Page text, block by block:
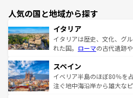
人気の国と地域から探す
イタリア
イタリアは歴史、文化、グ
れた国。 ローマの古代遺跡
ろん、トスカーナの美しい
景など、自然景観も見逃せ
ピザやパスタなど、絶品の
スペイン
イベリア半島のほぼ80％を
注ぐ地中海沿岸から雄大な